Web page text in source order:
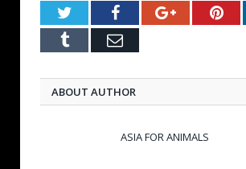
TwitterFacebookGoogle+
Tumblr Email
ABOUT AUTHOR
ASIA FOR ANIMALS